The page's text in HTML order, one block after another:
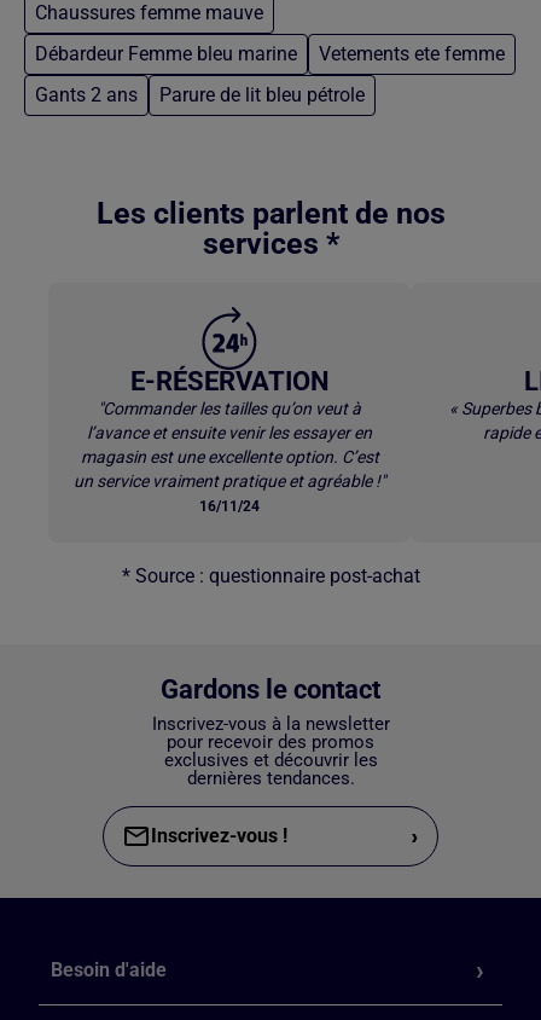
Chaussures femme mauve
Débardeur Femme bleu marine
Vetements ete femme
Gants 2 ans
Parure de lit bleu pétrole
Les clients parlent de nos
services *
E-RÉSERVATION
"Commander les tailles qu’on veut à
l’avance et ensuite venir les essayer en
magasin est une excellente option. C’est
un service vraiment pratique et agréable !"
16/11/24
« Superbes
rapide
* Source : questionnaire post-achat
Gardons le contact
Inscrivez-vous à la newsletter
pour recevoir des promos
exclusives et découvrir les
dernières tendances.
Inscrivez-vous ! ›
Besoin d'aide